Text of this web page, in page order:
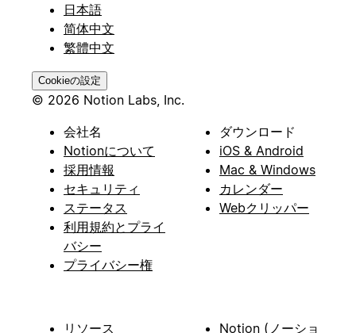
日本語
简体中文
繁體中文
Cookieの設定
© 2026 Notion Labs, Inc.
会社名
Notionについて
採用情報
セキュリティ
ステータス
利用規約とプライ
バシー
プライバシー権
ダウンロード
iOS & Android
Mac & Windows
カレンダー
Webクリッパー
リソース Notion (ノーショ